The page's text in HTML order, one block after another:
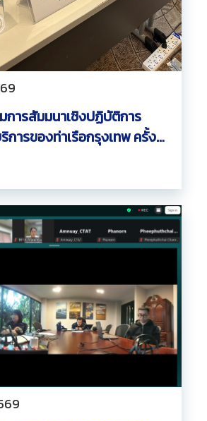
มการสัมมนาเชิงปฏิบัติการ
การของท่าเรือกรุงเทพ ครั้งที่